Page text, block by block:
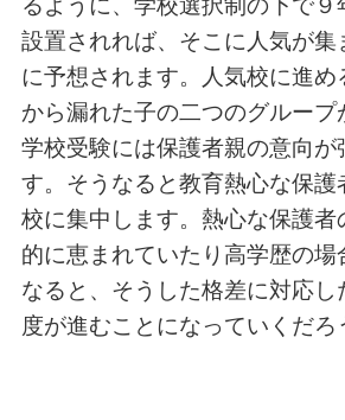
設置されれば、そこに人気が集
に予想されます。人気校に進め
から漏れた子の二つのグループ
学校受験には保護者親の意向が
す。そうなると教育熱心な保護
校に集中します。熱心な保護者
的に恵まれていたり高学歴の場
なると、そうした格差に対応し
度が進むことになっていくだろ